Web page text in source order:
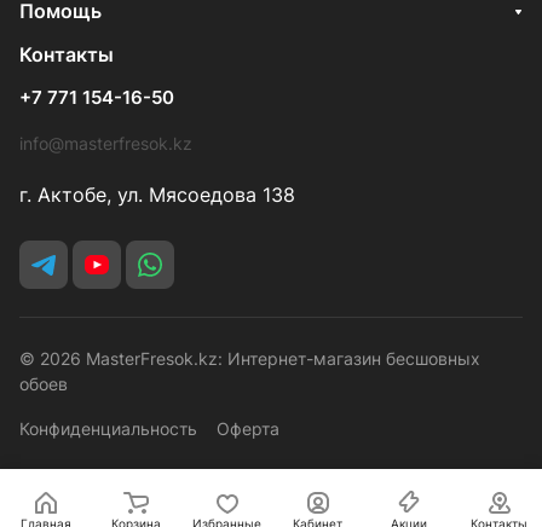
Помощь
Контакты
+7 771 154-16-50
info@masterfresok.kz
г. Актобе, ул. Мясоедова 138
© 2026 MasterFresok.kz: Интернет-магазин бесшовных
обоев
Конфиденциальность Оферта
Главная Корзина Избранные Кабинет Акции Контакты